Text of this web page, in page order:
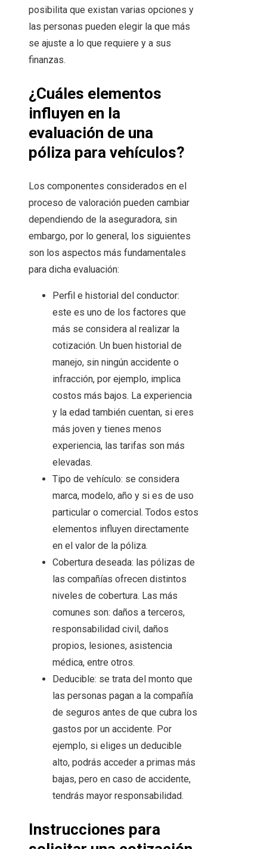
posibilita que existan varias opciones y
las personas pueden elegir la que más
se ajuste a lo que requiere y a sus
finanzas.
¿Cuáles elementos
influyen en la
evaluación de una
póliza para vehículos?
Los componentes considerados en el
proceso de valoración pueden cambiar
dependiendo de la aseguradora, sin
embargo, por lo general, los siguientes
son los aspectos más fundamentales
para dicha evaluación:
Perfil e historial del conductor:
este es uno de los factores que
más se considera al realizar la
cotización. Un buen historial de
manejo, sin ningún accidente o
infracción, por ejemplo, implica
costos más bajos. La experiencia
y la edad también cuentan, si eres
más joven y tienes menos
experiencia, las tarifas son más
elevadas.
Tipo de vehículo: se considera
marca, modelo, año y si es de uso
particular o comercial. Todos estos
elementos influyen directamente
en el valor de la póliza.
Cobertura deseada: las pólizas de
las compañías ofrecen distintos
niveles de cobertura. Las más
comunes son: daños a terceros,
responsabilidad civil, daños
propios, lesiones, asistencia
médica, entre otros.
Deducible: se trata del monto que
las personas pagan a la compañía
de seguros antes de que cubra los
gastos por un accidente. Por
ejemplo, si eliges un deducible
alto, podrás acceder a primas más
bajas, pero en caso de accidente,
tendrás mayor responsabilidad.
Instrucciones para